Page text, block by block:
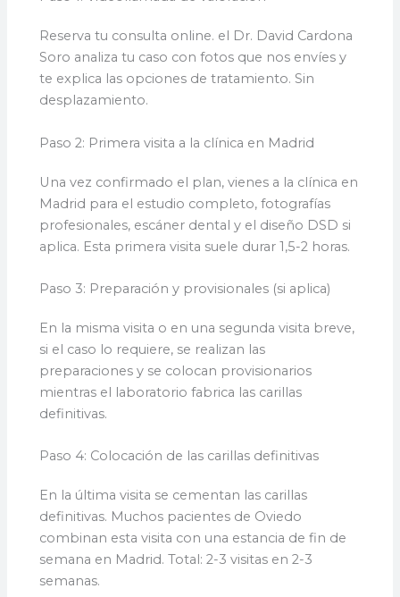
Reserva tu consulta online. el Dr. David Cardona
Soro analiza tu caso con fotos que nos envíes y
te explica las opciones de tratamiento. Sin
desplazamiento.
Paso 2: Primera visita a la clínica en Madrid
Una vez confirmado el plan, vienes a la clínica en
Madrid para el estudio completo, fotografías
profesionales, escáner dental y el diseño DSD si
aplica. Esta primera visita suele durar 1,5-2 horas.
Paso 3: Preparación y provisionales (si aplica)
En la misma visita o en una segunda visita breve,
si el caso lo requiere, se realizan las
preparaciones y se colocan provisionarios
mientras el laboratorio fabrica las carillas
definitivas.
Paso 4: Colocación de las carillas definitivas
En la última visita se cementan las carillas
definitivas. Muchos pacientes de Oviedo
combinan esta visita con una estancia de fin de
semana en Madrid. Total: 2-3 visitas en 2-3
semanas.